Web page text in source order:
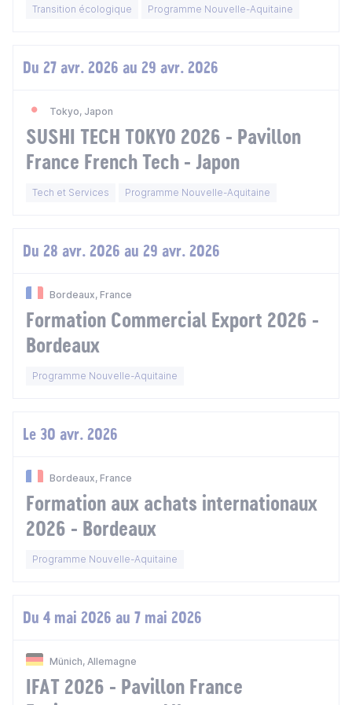
Transition écologique Programme Nouvelle-Aquitaine
Du 27 avr. 2026 au 29 avr. 2026
Tokyo, Japon
SUSHI TECH TOKYO 2026 - Pavillon
France French Tech - Japon
Tech et Services Programme Nouvelle-Aquitaine
Du 28 avr. 2026 au 29 avr. 2026
Bordeaux, France
Formation Commercial Export 2026 -
Bordeaux
Programme Nouvelle-Aquitaine
Le 30 avr. 2026
Bordeaux, France
Formation aux achats internationaux
2026 - Bordeaux
Programme Nouvelle-Aquitaine
Du 4 mai 2026 au 7 mai 2026
Münich, Allemagne
IFAT 2026 - Pavillon France